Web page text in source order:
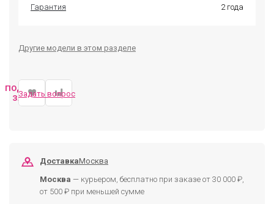
Гарантия
2 года
Другие модели в этом разделе
ПОДОБРАТЬ
ЗАМЕНУ
Задать вопрос
ДоставкаМосква
Москва — курьером, бесплатно при заказе от 30 000 ₽,
от 500 ₽ при меньшей сумме